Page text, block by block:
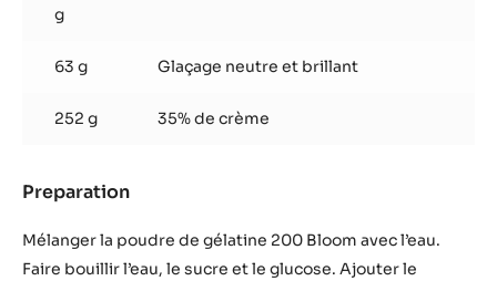
g
63 g Glaçage neutre et brillant
252 g 35% de crème
Preparation
jaune
Mélanger la poudre de gélatine 200 Bloom avec l’eau.
Faire bouillir l’eau, le sucre et le glucose. Ajouter le